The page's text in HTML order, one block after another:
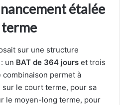
étalée
sur une structure
un BAT de 364 jours et trois
combinaison permet à
sur le court terme, pour sa
le moyen-long terme, pour